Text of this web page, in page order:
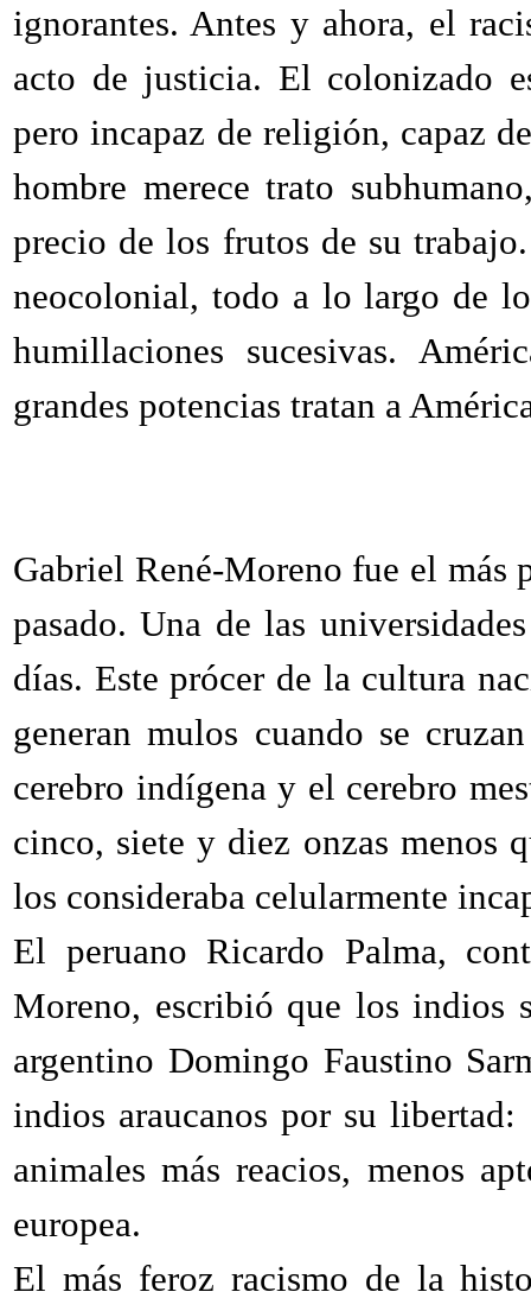
ignorantes. Antes y ahora, el
acto de justicia. El colonizado
pero incapaz de religión, capaz
hombre merece trato
precio de los frutos de su
neocolonial, todo a lo largo de
humillaciones sucesivas.
grandes potencias tratan a
Gabriel René-Moreno fue el
pasado. Una de las
días. Este prócer de la cultura
generan mulos cuando se
cerebro indígena y el cerebro
cinco, siete y diez onzas menos
los consideraba celularmente
El peruano Ricardo Palma,
Moreno, escribió que los indios
argentino Domingo Faustino
indios araucanos por su
animales más reacios, menos
europea.
El más feroz racismo de la